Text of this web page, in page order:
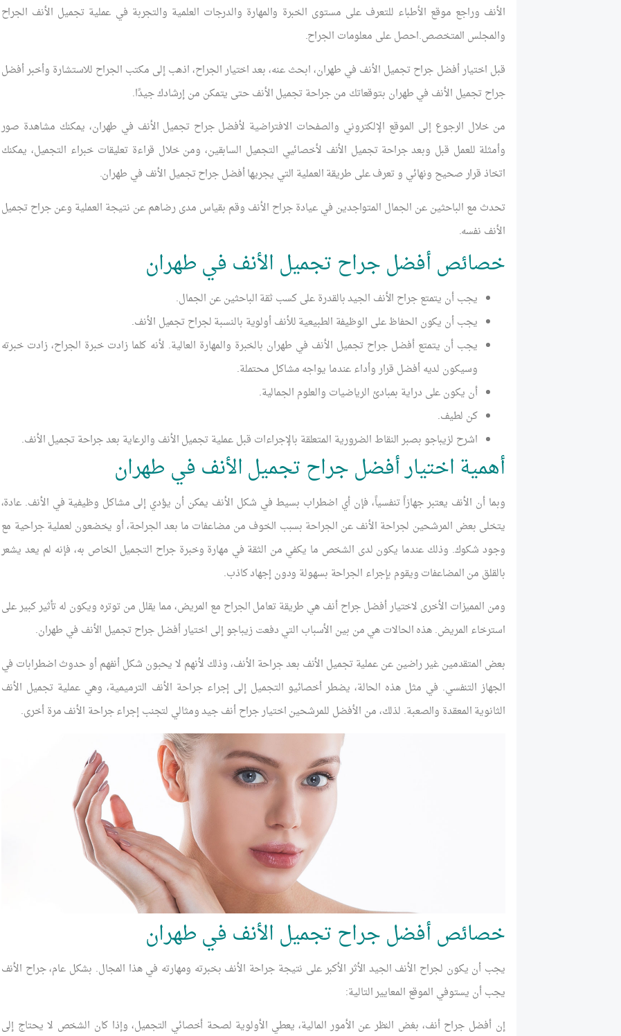
الأنف وراجع موقع الأطباء للتعرف على مستوى الخبرة والمهارة والدرجات العلمية والتجربة في عملية تجميل الأنف الجراح
والمجلس المتخصص.احصل على معلومات الجراح.
قبل اختيار أفضل جراح تجميل الأنف في طهران، ابحث عنه، بعد اختيار الجراح، اذهب إلى مكتب الجراح للاستشارة وأخبر أفضل
جراح تجميل الأنف في طهران بتوقعاتك من جراحة تجميل الأنف حتى يتمكن من إرشادك جيدًا.
من خلال الرجوع إلى الموقع الإلكتروني والصفحات الافتراضية لأفضل جراح تجميل الأنف في طهران، يمكنك مشاهدة صور
وأمثلة للعمل قبل وبعد جراحة تجميل الأنف لأخصائيي التجميل السابقين، ومن خلال قراءة تعليقات خبراء التجميل، يمكنك
اتخاذ قرار صحيح ونهائي و تعرف على طريقة العملية التي يجريها أفضل جراح تجميل الأنف في طهران.
تحدث مع الباحثين عن الجمال المتواجدين في عيادة جراح الأنف وقم بقياس مدى رضاهم عن نتيجة العملية وعن جراح تجميل
الأنف نفسه.
خصائص أفضل جراح تجميل الأنف في طهران
يجب أن يتمتع جراح الأنف الجيد بالقدرة على كسب ثقة الباحثين عن الجمال.
يجب أن يكون الحفاظ على الوظيفة الطبيعية للأنف أولوية بالنسبة لجراح تجميل الأنف.
يجب أن يتمتع أفضل جراح تجميل الأنف في طهران بالخبرة والمهارة العالية. لأنه كلما زادت خبرة الجراح، زادت خبرته
وسيكون لديه أفضل قرار وأداء عندما يواجه مشاكل محتملة.
أن يكون على دراية بمبادئ الرياضيات والعلوم الجمالية.
كن لطيف.
اشرح لزيباجو بصبر النقاط الضرورية المتعلقة بالإجراءات قبل عملية تجميل الأنف والرعاية بعد جراحة تجميل الأنف.
أهمية اختيار أفضل جراح تجميل الأنف في طهران
وبما أن الأنف يعتبر جهازاً تنفسياً، فإن أي اضطراب بسيط في شكل الأنف يمكن أن يؤدي إلى مشاكل وظيفية في الأنف. عادة،
يتخلى بعض المرشحين لجراحة الأنف عن الجراحة بسبب الخوف من مضاعفات ما بعد الجراحة، أو يخضعون لعملية جراحية مع
وجود شكوك. وذلك عندما يكون لدى الشخص ما يكفي من الثقة في مهارة وخبرة جراح التجميل الخاص به، فإنه لم يعد يشعر
بالقلق من المضاعفات ويقوم بإجراء الجراحة بسهولة ودون إجهاد كاذب.
ومن المميزات الأخرى لاختيار أفضل جراح أنف هي طريقة تعامل الجراح مع المريض، مما يقلل من توتره ويكون له تأثير كبير على
استرخاء المريض. هذه الحالات هي من بين الأسباب التي دفعت زيباجو إلى اختيار أفضل جراح تجميل الأنف في طهران.
بعض المتقدمين غير راضين عن عملية تجميل الأنف بعد جراحة الأنف، وذلك لأنهم لا يحبون شكل أنفهم أو حدوث اضطرابات في
الجهاز التنفسي. في مثل هذه الحالة، يضطر أخصائيو التجميل إلى إجراء جراحة الأنف الترميمية، وهي عملية تجميل الأنف
الثانوية المعقدة والصعبة. لذلك، من الأفضل للمرشحين اختيار جراح أنف جيد ومثالي لتجنب إجراء جراحة الأنف مرة أخرى.
خصائص أفضل جراح تجميل الأنف في طهران
يجب أن يكون لجراح الأنف الجيد الأثر الأكبر على نتيجة جراحة الأنف بخبرته ومهارته في هذا المجال. بشكل عام، جراح الأنف
يجب أن يستوفي الموقع المعايير التالية:
إن أفضل جراح أنف، بغض النظر عن الأمور المالية، يعطي الأولوية لصحة أخصائي التجميل، وإذا كان الشخص لا يحتاج إلى